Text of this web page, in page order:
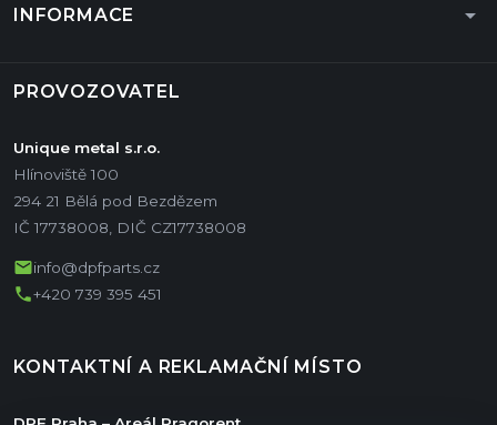
INFORMACE arrow_drop_down
PROVOZOVATEL
Unique metal s.r.o.
Hlínoviště 100
294 21 Bělá pod Bezdězem
IČ 17738008, DIČ CZ17738008
mailinfo@dpfparts.cz
phone+420 739 395 451
KONTAKTNÍ A REKLAMAČNÍ MÍSTO